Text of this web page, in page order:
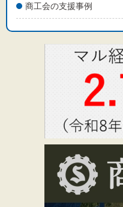
商工会の支援事例